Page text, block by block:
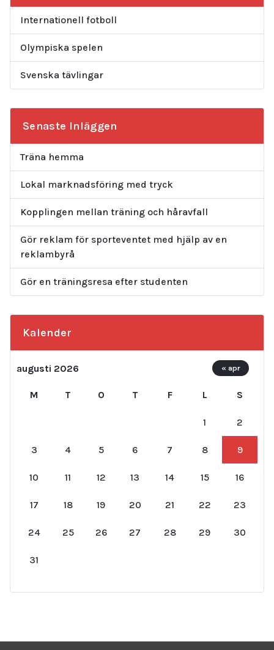
Internationell fotboll
Olympiska spelen
Svenska tävlingar
Senaste Inläggen
Träna hemma
Lokal marknadsföring med tryck
Kopplingen mellan träning och håravfall
Gör reklam för sporteventet med hjälp av en
reklambyrå
Gör en träningsresa efter studenten
Kalender
augusti 2026
M T O T F L S
1 2
3 4 5 6 7 8 9
10 11 12 13 14 15 16
17 18 19 20 21 22 23
24 25 26 27 28 29 30
31
« apr